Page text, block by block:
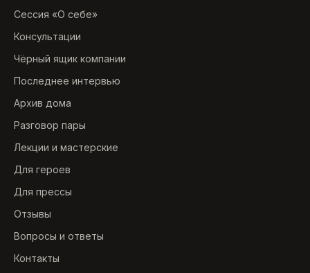
Сессия «О себе»
Консультации
Чёрный ящик компании
Последнее интервью
Архив дома
Разговор пары
Лекции и мастерские
Для героев
Для прессы
Отзывы
Вопросы и ответы
Контакты